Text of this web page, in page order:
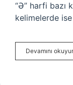
“Ə” harfi bazı
kelimelerde
Devamını